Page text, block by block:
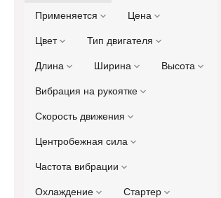
Применяется Цена
Цвет Тип двигателя
Длина Ширина Высота
Вибрация на рукоятке
Скорость движения
Центробежная сила
Частота вибрации
Охлаждение Стартер